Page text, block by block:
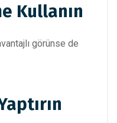
Kullanın
görünse de